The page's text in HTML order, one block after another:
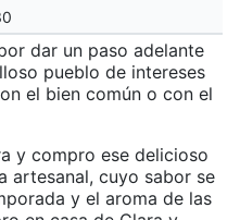
dar un paso adelante
pueblo de intereses
el bien común o con el
y compro ese delicioso
artesanal, cuyo sabor se
y el aroma de las